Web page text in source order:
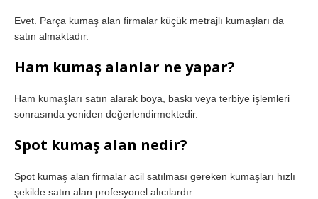
Evet. Parça kumaş alan firmalar küçük metrajlı kumaşları da
satın almaktadır.
Ham kumaş alanlar ne yapar?
Ham kumaşları satın alarak boya, baskı veya terbiye işlemleri
sonrasında yeniden değerlendirmektedir.
Spot kumaş alan nedir?
Spot kumaş alan firmalar acil satılması gereken kumaşları hızlı
şekilde satın alan profesyonel alıcılardır.